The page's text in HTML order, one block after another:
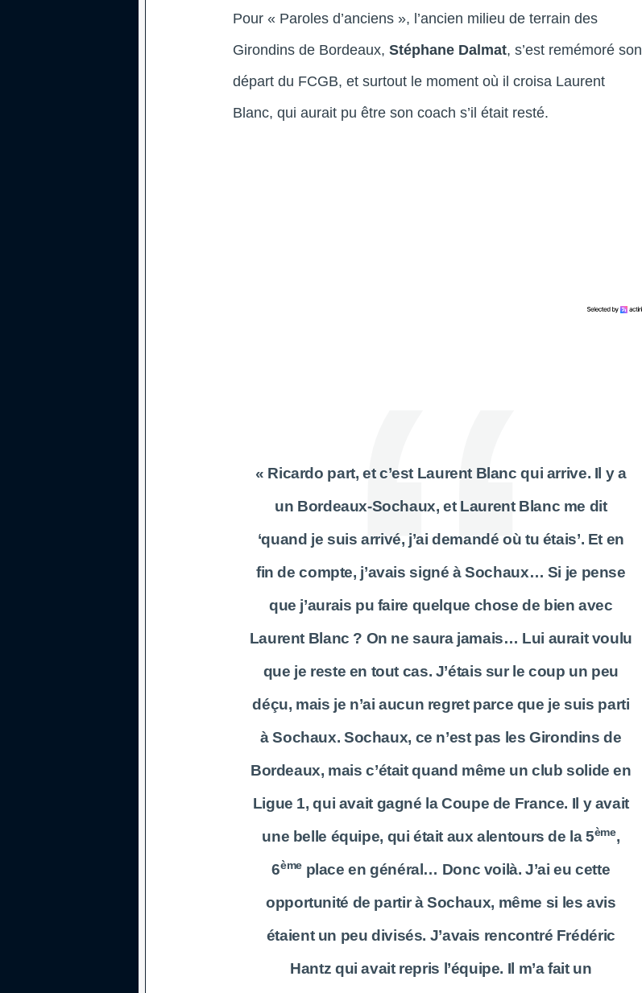
Pour « Paroles d’anciens », l’ancien milieu de terrain des
Girondins de Bordeaux, Stéphane Dalmat, s’est remémoré son
départ du FCGB, et surtout le moment où il croisa Laurent
Blanc, qui aurait pu être son coach s’il était resté.
« Ricardo part, et c’est Laurent Blanc qui arrive. Il y a
un Bordeaux-Sochaux, et Laurent Blanc me dit
‘quand je suis arrivé, j’ai demandé où tu étais’. Et en
fin de compte, j’avais signé à Sochaux… Si je pense
que j’aurais pu faire quelque chose de bien avec
Laurent Blanc ? On ne saura jamais… Lui aurait voulu
que je reste en tout cas. J’étais sur le coup un peu
déçu, mais je n’ai aucun regret parce que je suis parti
à Sochaux. Sochaux, ce n’est pas les Girondins de
Bordeaux, mais c’était quand même un club solide en
Ligue 1, qui avait gagné la Coupe de France. Il y avait
une belle équipe, qui était aux alentours de la 5ème,
6èmeplace en général… Donc voilà. J’ai eu cette
opportunité de partir à Sochaux, même si les avis
étaient un peu divisés. J’avais rencontré Frédéric
Hantz qui avait repris l’équipe. Il m’a fait un